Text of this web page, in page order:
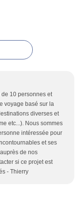
10 personnes et
voyage basé sur la
diverses et
etc...). Nous sommes
intéressée pour
et ses
de nos
si ce projet est
- Thierry